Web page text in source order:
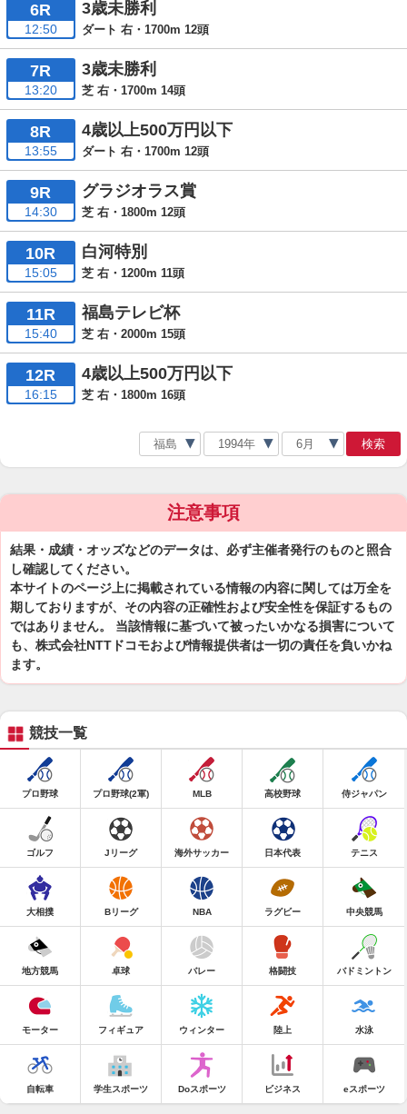
6R
12:50
3歳未勝利
ダート 右・1700m 12頭
7R
13:20
3歳未勝利
芝 右・1700m 14頭
8R
13:55
4歳以上500万円以下
ダート 右・1700m 12頭
9R
14:30
グラジオラス賞
芝 右・1800m 12頭
10R
15:05
白河特別
芝 右・1200m 11頭
11R
15:40
福島テレビ杯
芝 右・2000m 15頭
12R
16:15
4歳以上500万円以下
芝 右・1800m 16頭
検索
注意事項
結果・成績・オッズなどのデータは、必ず主催者発行のものと照合
し確認してください。
本サイトのページ上に掲載されている情報の内容に関しては万全を
期しておりますが、その内容の正確性および安全性を保証するもの
ではありません。 当該情報に基づいて被ったいかなる損害について
も、株式会社NTTドコモおよび情報提供者は一切の責任を負いかね
ます。
競技一覧
プロ野球 プロ野球(2軍) MLB 高校野球 侍ジャパン
ゴルフ Jリーグ 海外サッカー 日本代表 テニス
大相撲 Bリーグ NBA ラグビー 中央競馬
地方競馬 卓球 バレー 格闘技 バドミントン
モーター フィギュア ウィンター 陸上 水泳
自転車 学生スポーツ Doスポーツ ビジネス eスポーツ